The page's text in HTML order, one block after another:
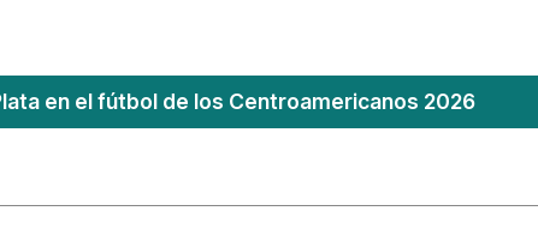
en el fútbol de los Centroamericanos 2026